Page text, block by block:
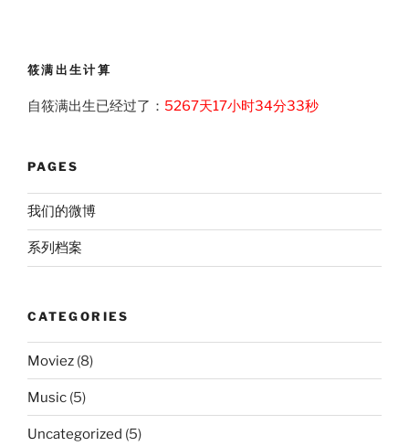
筱满出生计算
自筱满出生已经过了： 5267天17小时34分33秒
PAGES
我们的微博
系列档案
CATEGORIES
Moviez (8)
Music (5)
Uncategorized (5)